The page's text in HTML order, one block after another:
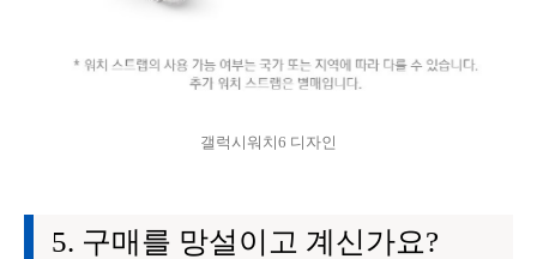
갤럭시워치6 디자인
구매를 망설이고 계신가요?